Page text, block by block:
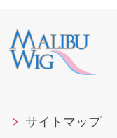
サイトマップ